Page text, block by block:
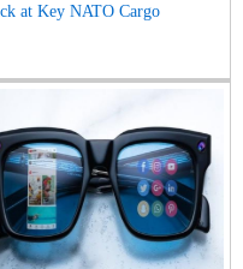
at Key NATO Cargo